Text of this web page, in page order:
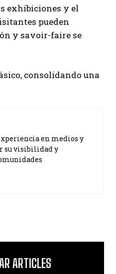
exhibiciones y el
pueden
y savoir-faire se
consolidando una
en medios y
su visibilidad y
ARTICLES